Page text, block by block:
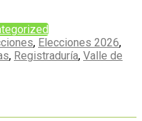
, Elecciones 2026,
, Registraduría, Valle de